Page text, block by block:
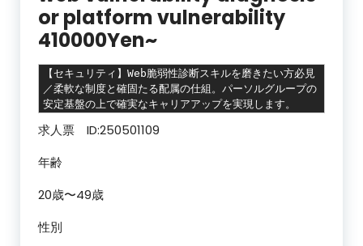
or platform vulnerability
410000Yen~
【セキュリティ】Web脆弱性診断スキルを磨きたい方必見
／柔軟な制度と確固たる配属の仕組。パーソルグループの
安定基盤の上で確実なキャリアアップを実現します。
求人票 ID:250501109
年齢
20歳〜49歳
性別